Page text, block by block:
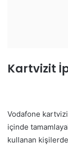
Kartvizit
Vodafone
içinde
kullanan